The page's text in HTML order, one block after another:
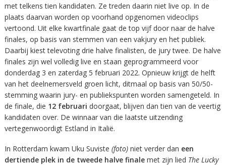
met telkens tien kandidaten. Ze treden daarin niet live op. In de
plaats daarvan worden op voorhand opgenomen videoclips
vertoond. Uit elke kwartfinale gaat de top vijf door naar de halve
finales, op basis van stemmen van een vakjury en het publiek.
Daarbij kiest televoting drie halve finalisten, de jury twee. De halve
finales zijn wel volledig live en staan geprogrammeerd voor
donderdag 3 en zaterdag 5 februari 2022. Opnieuw krijgt de helft
van het deelnemersveld groen licht, ditmaal op basis van 50/50-
stemming waarin jury- en publiekspunten worden samengeteld. In
de finale, die 12 februari doorgaat, blijven dan tien van de veertig
kandidaten over. De winnaar van die laatste uitzending
vertegenwoordigt Estland in Italië.
In Rotterdam kwam Uku Suviste (foto)niet verder dan een
dertiende plek in de tweede halve finalemet zijn lied The Lucky